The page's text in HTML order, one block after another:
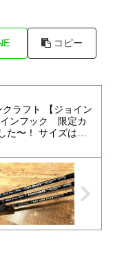
コピー
ラフト 【ジョイン
ンフック 限定カ
た〜！ サイズは、
SFの3機種になり
パターンのビッグ
ームに是非！